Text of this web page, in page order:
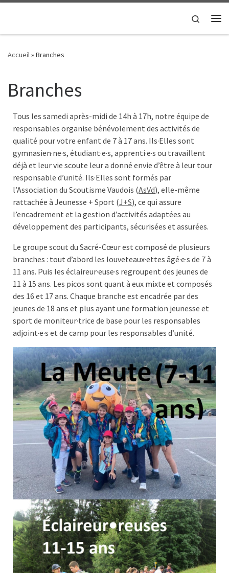
Search
Accueil»Branches
Branches
Tous les samedi après-midi de 14h à 17h, notre équipe de
responsables organise bénévolement des activités de
qualité pour votre enfant de 7 à 17 ans. Ils·Elles sont
gymnasien·ne·s, étudiant·e·s, apprenti·e·s ou travaillent
déjà et leur vie scoute leur a donné envie d’être à leur tour
responsable d’unité. Ils·Elles sont formés par
l’Association du Scoutisme Vaudois (AsVd), elle-même
rattachée à Jeunesse + Sport (J+S), ce qui assure
l’encadrement et la gestion d’activités adaptées au
développement des participants, sécurisées et assurées.
Le groupe scout du Sacré-Cœur est composé de plusieurs
branches : tout d’abord les louveteaux·ettes âgé·e·s de 7 à
11 ans. Puis les éclaireur·euse·s regroupent des jeunes de
11 à 15 ans. Les picos sont quant à eux mixte et composés
des 16 et 17 ans. Chaque branche est encadrée par des
jeunes de 18 ans et plus ayant une formation jeunesse et
sport de moniteur·trice de base pour les responsables
adjoint·e·s et de camp pour les responsables d’unité.